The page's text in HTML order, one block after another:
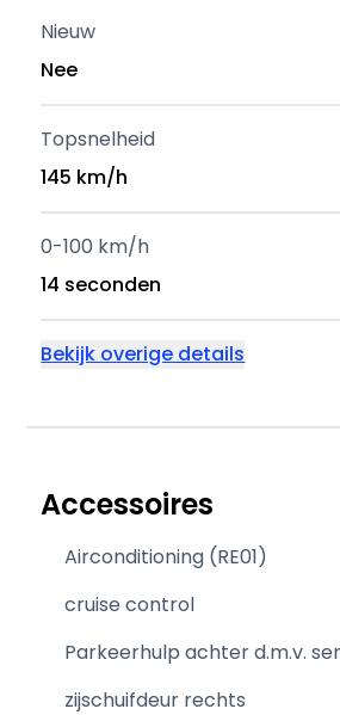
Nieuw
Nee
Topsnelheid
145 km/h
0-100 km/h
14 seconden
Bekijk overige details
Accessoires
Airconditioning (RE01)
cruise control
Parkeerhulp achter d.m.v.
zijschuifdeur rechts